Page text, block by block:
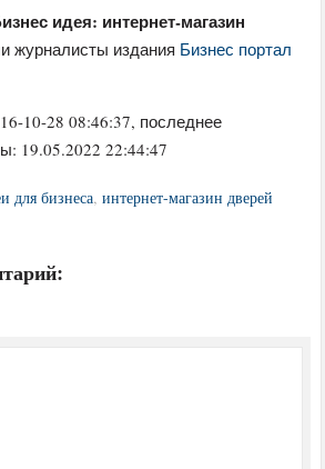
идея: интернет-магазин
журналисты издания Бизнес портал
10-28 08:46:37, последнее
19.05.2022 22:44:47
для бизнеса,интернет-магазин дверей